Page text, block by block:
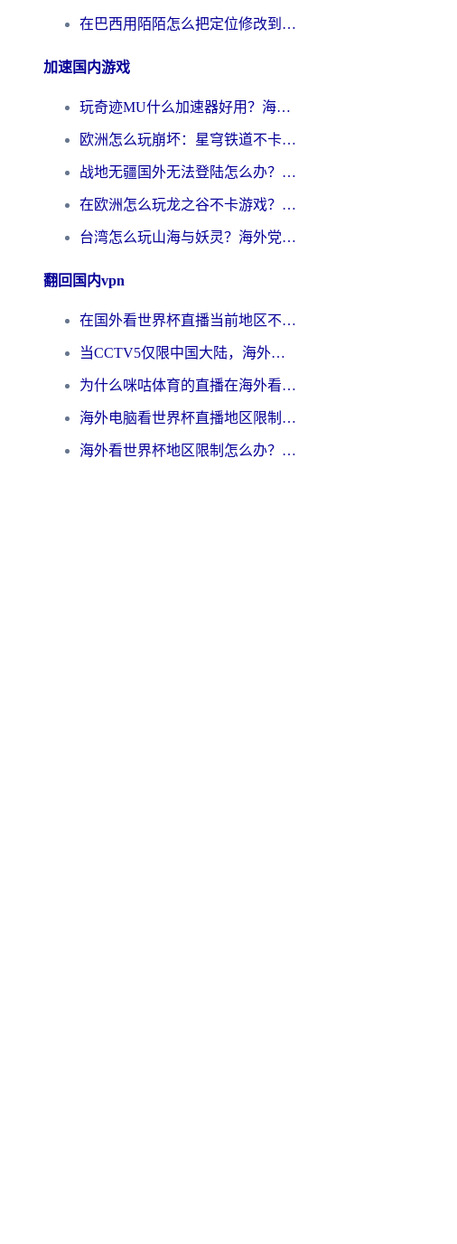
在巴西用陌陌怎么把定位修改到中国国内？海外党必看的回国加速全攻略
加速国内游戏
玩奇迹MU什么加速器好用？海外党亲测：这款加速器让你告别延迟卡顿！
欧洲怎么玩崩坏：星穹铁道不卡？2026海外玩家国服游戏加速器终极攻略
战地无疆国外无法登陆怎么办？海外玩家国服畅玩终极指南（附欧服魔兽EVE加速方案）
在欧洲怎么玩龙之谷不卡游戏？2026海外党国服游戏加速全攻略
台湾怎么玩山海与妖灵？海外党国服游戏加速全攻略，告别延迟卡顿
翻回国内vpn
在国外看世界杯直播当前地区不可播放？海外党必看的回国加速全攻略
当CCTV5仅限中国大陆，海外球迷的世界杯狂欢如何继续？
为什么咪咕体育的直播在海外看不了？3步解决海外看世界杯+抖音地区限制难题
海外电脑看世界杯直播地区限制怎么办？你需要一个聪明的加速器
海外看世界杯地区限制怎么办？一篇搞定咪咕视频播放+国内资源无缝访问指南